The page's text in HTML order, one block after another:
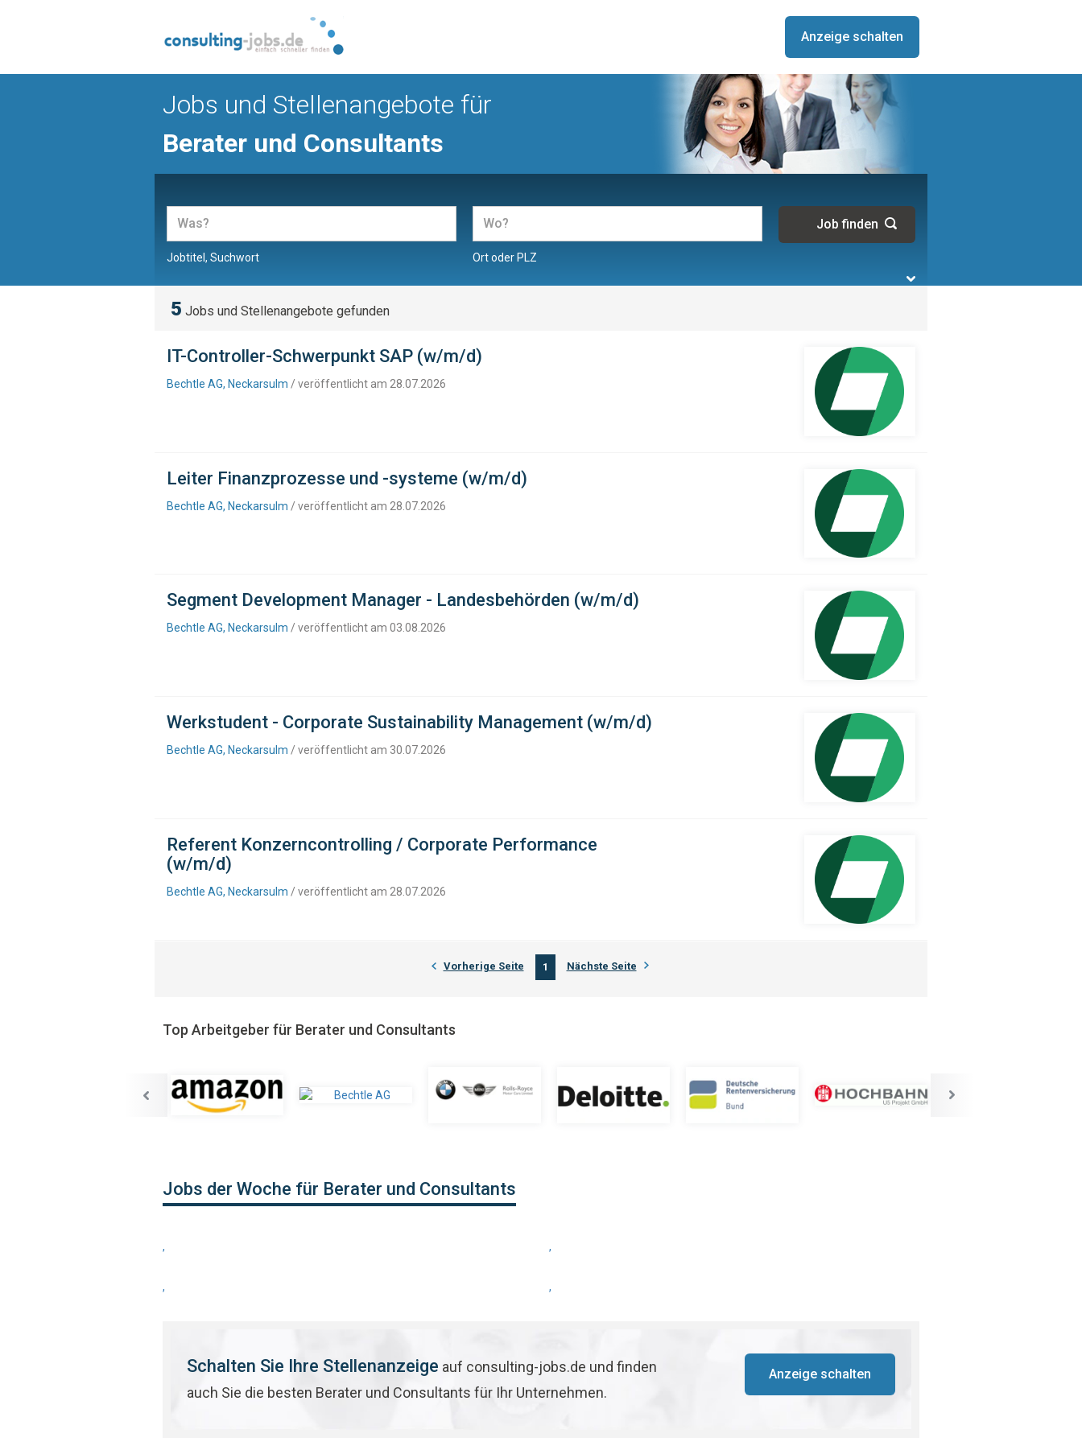
Anzeige schalten
Jobs und Stellenangebote für
Berater und Consultants
Jobtitel, Suchwort Ort oder PLZ
5 Jobs und Stellenangebote gefunden
IT-Controller-Schwerpunkt SAP (w/m/d)
Bechtle AG, Neckarsulm / veröffentlicht am 28.07.2026
Leiter Finanzprozesse und -systeme (w/m/d)
Bechtle AG, Neckarsulm / veröffentlicht am 28.07.2026
Segment Development Manager - Landesbehörden (w/m/d)
Bechtle AG, Neckarsulm / veröffentlicht am 03.08.2026
Werkstudent - Corporate Sustainability Management (w/m/d)
Bechtle AG, Neckarsulm / veröffentlicht am 30.07.2026
Referent Konzerncontrolling / Corporate Performance
(w/m/d)
Bechtle AG, Neckarsulm / veröffentlicht am 28.07.2026
Vorherige Seite 1 Nächste Seite
Top Arbeitgeber für Berater und Consultants
Jobs der Woche für Berater und Consultants
, ,
, ,
Schalten Sie Ihre Stellenanzeige auf consulting-jobs.de und finden
auch Sie die besten Berater und Consultants für Ihr Unternehmen.
Anzeige schalten